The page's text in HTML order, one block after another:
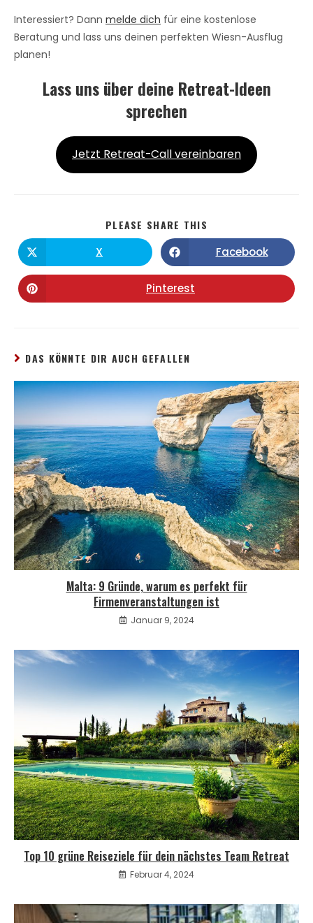
Interessiert? Dann melde dich für eine kostenlose
Beratung und lass uns deinen perfekten Wiesn-Ausflug
planen!
Lass uns über deine Retreat-Ideen
sprechen
Jetzt Retreat-Call vereinbaren
PLEASE SHARE THIS
X
Facebook
Pinterest
DAS KÖNNTE DIR AUCH GEFALLEN
Malta: 9 Gründe, warum es perfekt für
Firmenveranstaltungen ist
Januar 9, 2024
Top 10 grüne Reiseziele für dein nächstes Team Retreat
Februar 4, 2024